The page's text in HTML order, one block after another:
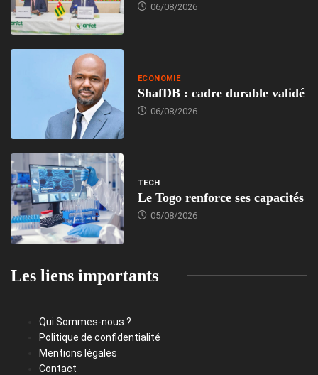
06/08/2026
ECONOMIE
ShafDB : cadre durable validé
06/08/2026
TECH
Le Togo renforce ses capacités
05/08/2026
Les liens importants
Qui Sommes-nous ?
Politique de confidentialité
Mentions légales
Contact